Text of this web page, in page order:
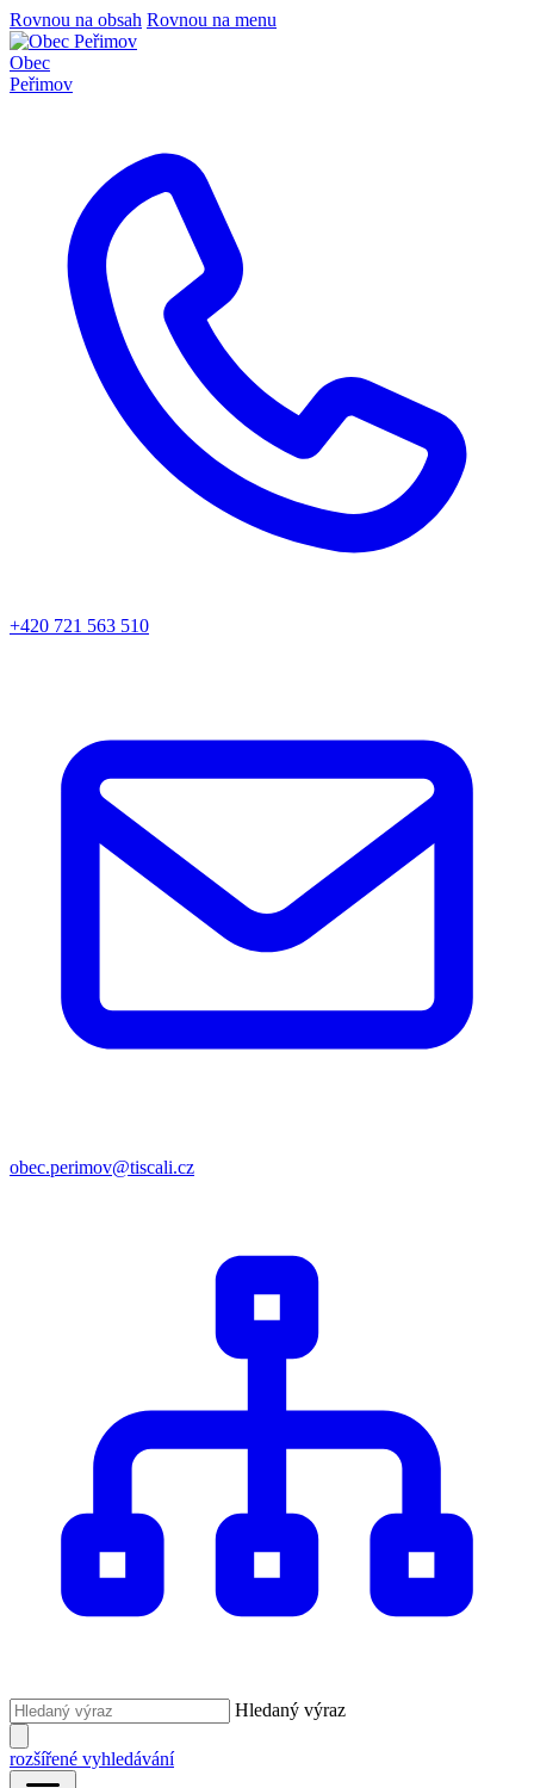
Rovnou na obsah Rovnou na menu
Obec
Peřimov
+420 721 563 510
obec.perimov@tiscali.cz
Hledaný výraz
rozšířené vyhledávání